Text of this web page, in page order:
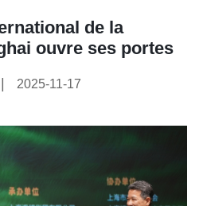
de la
ouvre ses portes
2025-11-17